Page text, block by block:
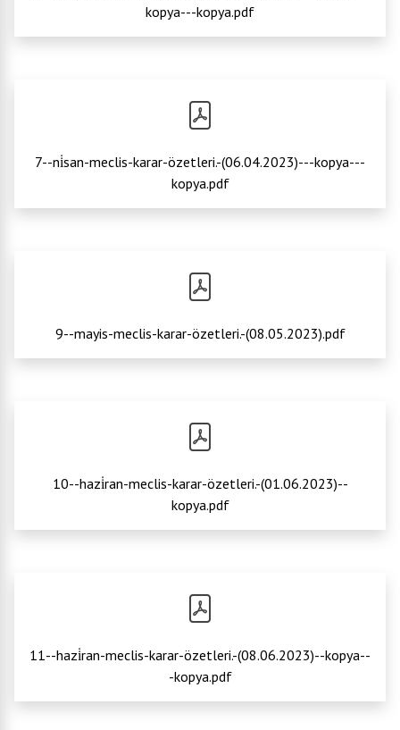
kopya---kopya.pdf
7--ni̇san-meclis-karar-özetleri.-(06.04.2023)---kopya---
kopya.pdf
9--mayis-meclis-karar-özetleri.-(08.05.2023).pdf
10--hazi̇ran-meclis-karar-özetleri.-(01.06.2023)--
kopya.pdf
11--hazi̇ran-meclis-karar-özetleri.-(08.06.2023)--kopya--
-kopya.pdf